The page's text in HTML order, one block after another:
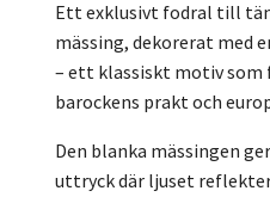
Ett exklusivt fodral till
mässing, dekorerat med
– ett klassiskt motiv
barockens prakt och
Den blanka mässingen
uttryck där ljuset